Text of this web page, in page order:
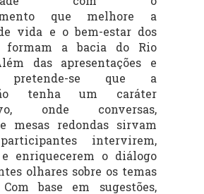
que melhore a
vida e o bem-estar dos
formam a bacia do Rio
das apresentações e
pretende-se que a
tenha um caráter
onde conversas,
mesas redondas sirvam
intervirem,
e enriquecerem o diálogo
olhares sobre os temas
Com base em sugestões,